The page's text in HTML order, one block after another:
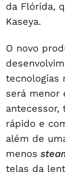
da Flórida,
Kaseya.
O novo
tecnologias
será menor
antecessor,
rápido e
além de
menos
telas da